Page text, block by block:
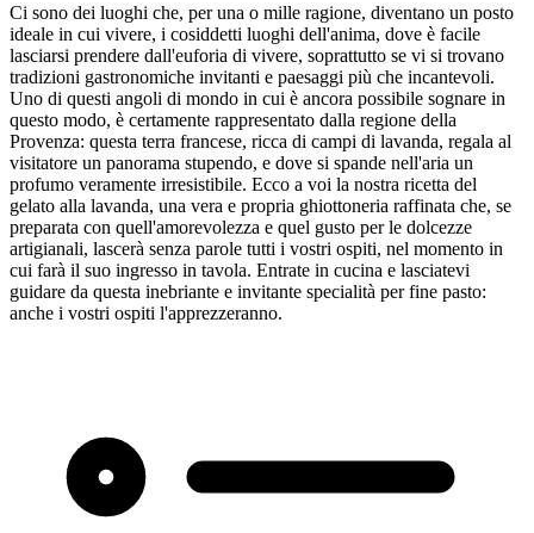
Ci sono dei luoghi che, per una o mille ragione, diventano un posto
ideale in cui vivere, i cosiddetti luoghi dell'anima, dove è facile
lasciarsi prendere dall'euforia di vivere, soprattutto se vi si trovano
tradizioni gastronomiche invitanti e paesaggi più che incantevoli.
Uno di questi angoli di mondo in cui è ancora possibile sognare in
questo modo, è certamente rappresentato dalla regione della
Provenza: questa terra francese, ricca di campi di lavanda, regala al
visitatore un panorama stupendo, e dove si spande nell'aria un
profumo veramente irresistibile. Ecco a voi la nostra ricetta del
gelato alla lavanda, una vera e propria ghiottoneria raffinata che, se
preparata con quell'amorevolezza e quel gusto per le dolcezze
artigianali, lascerà senza parole tutti i vostri ospiti, nel momento in
cui farà il suo ingresso in tavola. Entrate in cucina e lasciatevi
guidare da questa inebriante e invitante specialità per fine pasto:
anche i vostri ospiti l'apprezzeranno.